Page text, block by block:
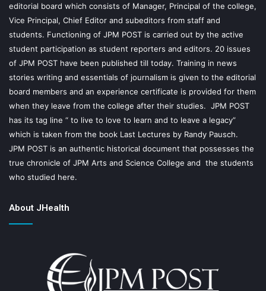
editorial board which consists of Manager, Principal of the college,
Vice Principal, Chief Editor and subeditors from staff and
students. Functioning of JPM POST is carried out by the active
student participation as student reporters and editors. 20 issues
of JPM POST have been published till today. Training in news
stories writing and essentials of journalism is given to the editorial
board members and an experience certificate is provided for them
when they leave from the college after their studies. JPM POST
has its tag line “ to live to love to learn and to leave a legacy”
which is taken from the book Last Lectures by Randy Pausch.
JPM POST is an authentic historical document that possesses the
true chronicle of JPM Arts and Science College and the students
who studied here.
About JHealth